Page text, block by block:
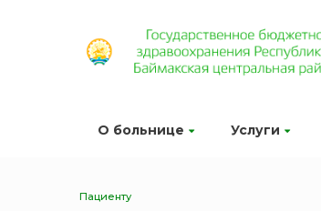
О больнице Услуги
Пациенту